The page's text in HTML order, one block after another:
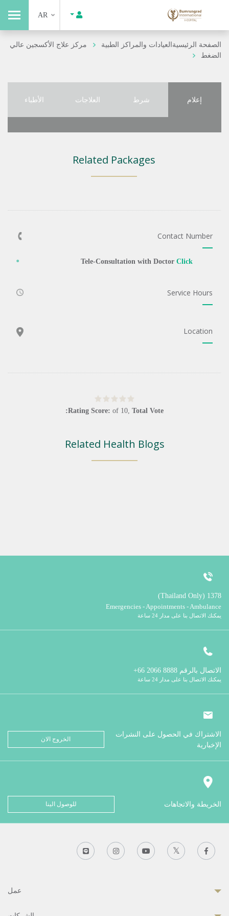
AR
الصفحة الرئيسيةالعيادات والمراكز الطبية
مركز علاج الأكسجين عالي
الضغط
إعلام شرط العلاجات الأطباء
Related Packages
Contact Number
Tele-Consultation with Doctor Click
Service Hours
Location
Rating Score: of 10, Total Vote:
Related Health Blogs
1378 (Thailand Only)
Emergencies - Appointments - Ambulance
يمكنك الاتصال بنا على مدار 24 ساعة
الاتصال بالرقم
يمكنك الاتصال بنا على مدار 24 ساعة
الاشتراك في الحصول على النشرات
الإخبارية
الخروج الان
الخريطة والاتجاهات للوصول الينا
عمل